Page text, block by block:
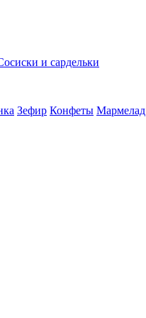
и сардельки
Зефир Конфеты Мармелад